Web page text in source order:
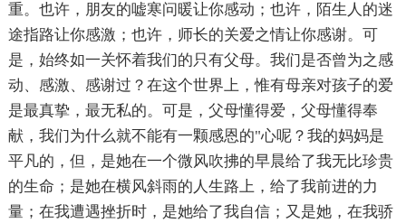
重。也许，朋友的嘘寒问暖让你感动；也许，陌生人的迷
途指路让你感激；也许，师长的关爱之情让你感谢。可
是，始终如一关怀着我们的只有父母。我们是否曾为之感
动、感激、感谢过？在这个世界上，惟有母亲对孩子的爱
是最真挚，最无私的。可是，父母懂得爱，父母懂得奉
献，我们为什么就不能有一颗感恩的"心呢？我的妈妈是
平凡的，但，是她在一个微风吹拂的早晨给了我无比珍贵
的生命；是她在横风斜雨的人生路上，给了我前进的力
量；在我遭遇挫折时，是她给了我自信；又是她，在我骄